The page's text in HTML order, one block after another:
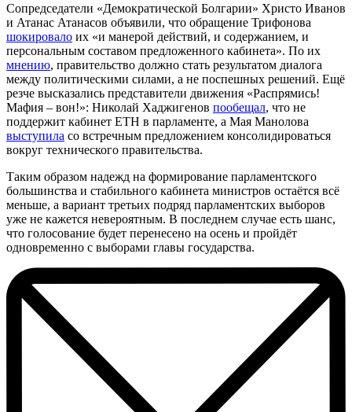
Сопредседатели «Демократической Болгарии» Христо Иванов
и Атанас Атанасов объявили, что обращение Трифонова
шокировало их «и манерой действий, и содержанием, и
персональным составом предложенного кабинета». По их
мнению, правительство должно стать результатом диалога
между политическими силами, а не поспешных решений. Ещё
резче высказались представители движения «Распрямись!
Мафия – вон!»: Николай Хаджигенов пообещал, что не
поддержит кабинет ЕТН в парламенте, а Мая Манолова
выступила со встречным предложением консолидироваться
вокруг технического правительства.
Таким образом надежд на формирование парламентского
большинства и стабильного кабинета министров остаётся всё
меньше, а вариант третьих подряд парламентских выборов
уже не кажется невероятным. В последнем случае есть шанс,
что голосование будет перенесено на осень и пройдёт
одновременно с выборами главы государства.